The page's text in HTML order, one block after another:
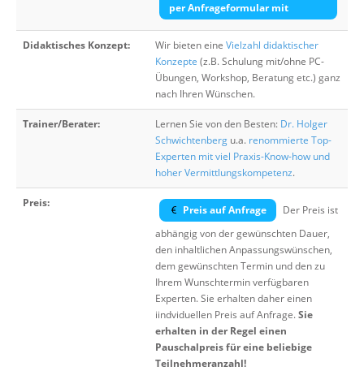
per Anfrageformular mit
Didaktisches Konzept: Wir bieten eine Vielzahl didaktischer
Konzepte (z.B. Schulung mit/ohne PC-
Übungen, Workshop, Beratung etc.) ganz
nach Ihren Wünschen.
Trainer/Berater: Lernen Sie von den Besten: Dr. Holger
Schwichtenberg u.a. renommierte Top-
Experten mit viel Praxis-Know-how und
hoher Vermittlungskompetenz.
Preis:
Preis auf Anfrage
Der Preis ist
abhängig von der gewünschten Dauer,
den inhaltlichen Anpassungswünschen,
dem gewünschten Termin und den zu
Ihrem Wunschtermin verfügbaren
Experten. Sie erhalten daher einen
iindviduellen Preis auf Anfrage.Sie
erhalten in der Regel einen
Pauschalpreis für eine beliebige
Teilnehmeranzahl!